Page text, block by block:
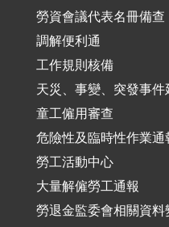
勞資會議代表名冊備查
調解便利通
工作規則核備
天災、事變、突發事
童工僱用審查
危險性及臨時性作業通
勞工活動中心
大量解僱勞工通報
勞退金監委會相關資料